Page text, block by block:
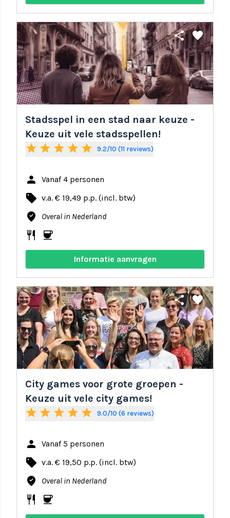
share favorite
Stadsspel in een stad naar keuze -
Keuze uit vele stadsspellen!
star star star star star 9.2/10 (11 reviews)
person Vanaf 4 personen
local_offer v.a. € 19,49 p.p. (incl. btw)
where_to_vote Overal in Nederland
restaurant coffee
Informatie aanvragen
share favorite
City games voor grote groepen -
Keuze uit vele city games!
star star star star star 9.0/10 (6 reviews)
person Vanaf 5 personen
local_offer v.a. € 19,50 p.p. (incl. btw)
where_to_vote Overal in Nederland
restaurant coffee